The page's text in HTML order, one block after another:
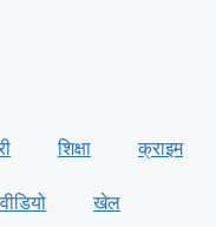
शिक्षा क्राइम
वीडियो खेल